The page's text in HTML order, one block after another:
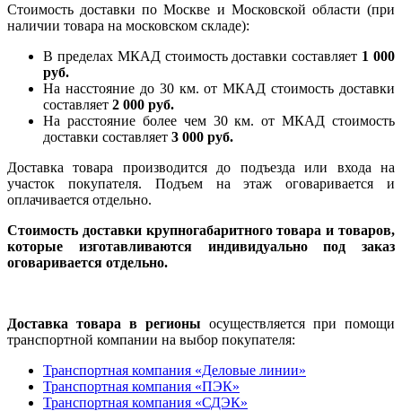
Стоимость доставки по Москве и Московской области (при
наличии товара на московском складе):
В пределах МКАД стоимость доставки составляет 1 000
руб.
На насcтояние до 30 км. от МКАД стоимость доставки
составляет 2 000 руб.
На расстояние более чем 30 км. от МКАД стоимость
доставки составляет 3 000 руб.
Доставка товара производится до подъезда или входа на
участок покупателя. Подъем на этаж оговаривается и
оплачивается отдельно.
Стоимость доставки крупногабаритного товара и товаров,
которые изготавливаются индивидуально под заказ
оговаривается отдельно.
Доставка товара в регионы осуществляется при помощи
транспортной компании на выбор покупателя:
Транспортная компания «Деловые линии»
Транспортная компания «ПЭК»
Транспортная компания «СДЭК»